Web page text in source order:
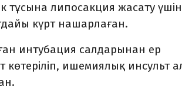
тұсына липосакция жасату үшін
күрт нашарлаған.
интубация салдарынан ер
ишемиялық инсульт